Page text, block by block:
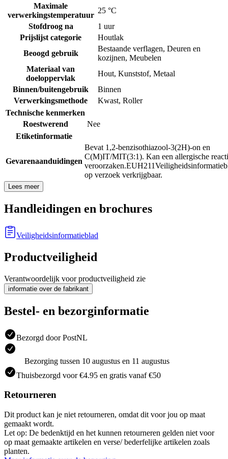
Maximale
verwerkingstemperatuur
25 °C
Stofdroog na
1 uur
Prijslijst categorie
Houtlak
Beoogd gebruik
Bestaande verflagen, Deuren en
kozijnen, Meubelen
Materiaal van
doeloppervlak
Hout, Kunststof, Metaal
Binnen/buitengebruik
Binnen
Verwerkingsmethode
Kwast, Roller
Technische kenmerken
Roestwerend
Nee
Etiketinformatie
Gevarenaanduidingen
Bevat 1,2-benzisothiazool-3(2H)-on en
C(M)IT/MIT(3:1). Kan een allergische
veroorzaken.EUH211
op verzoek verkrijgbaar.
Lees meer
Handleidingen en brochures
Veiligheidsinformatieblad
Productveiligheid
Verantwoordelijk voor productveiligheid zie
informatie over de fabrikant
Bestel- en bezorginformatie
Bezorgd door PostNL
Bezorging tussen 10 augustus en 11 augustus
Thuisbezorgd voor €4.95 en gratis vanaf €50
Retourneren
Dit product kan je niet retourneren, omdat dit voor jou op maat
gemaakt wordt.
Let op: De bedenktijd en het kunnen retourneren gelden niet voor
op maat gemaakte artikelen en verse/ bederfelijke artikelen zoals
planten.